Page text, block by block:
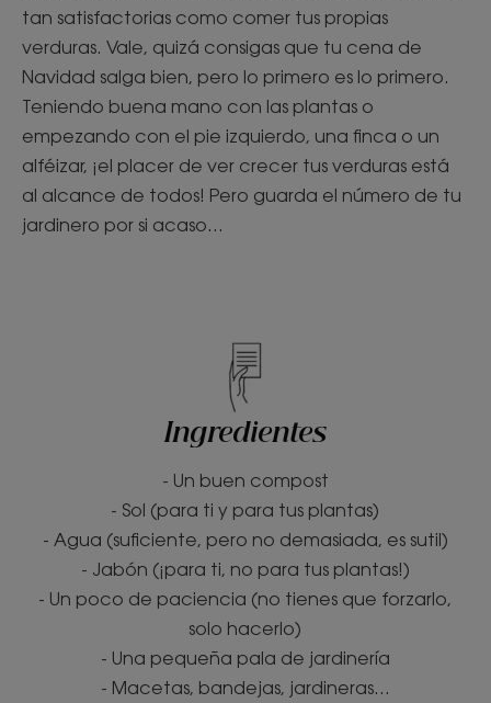
tan satisfactorias como comer tus propias
verduras. Vale, quizá consigas que tu cena de
Navidad salga bien, pero lo primero es lo primero.
Teniendo buena mano con las plantas o
empezando con el pie izquierdo, una finca o un
alféizar, ¡el placer de ver crecer tus verduras está
al alcance de todos! Pero guarda el número de tu
jardinero por si acaso...
Ingredientes
- Un buen compost
- Sol (para ti y para tus plantas)
- Agua (suficiente, pero no demasiada, es sutil)
- Jabón (¡para ti, no para tus plantas!)
- Un poco de paciencia (no tienes que forzarlo,
solo hacerlo)
- Una pequeña pala de jardinería
- Macetas, bandejas, jardineras...